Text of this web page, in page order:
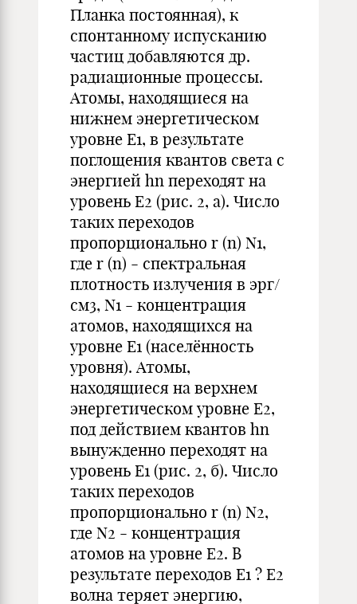
Планка постоянная), к
спонтанному испусканию
частиц добавляются др.
радиационные процессы.
Атомы, находящиеся на
нижнем энергетическом
уровне E1, в результате
поглощения квантов света с
энергией hn переходят на
уровень E2 (рис. 2, а). Число
таких переходов
пропорционально r (n) N1,
где r (n) - спектральная
плотность излучения в эрг/
см3, N1 - концентрация
атомов, находящихся на
уровне E1 (населённость
уровня). Атомы,
находящиеся на верхнем
энергетическом уровне E2,
под действием квантов hn
вынужденно переходят на
уровень E1 (рис. 2, б). Число
таких переходов
пропорционально r (n) N2,
где N2 - концентрация
атомов на уровне E2. В
результате переходов E1 ? E2
волна теряет энергию,